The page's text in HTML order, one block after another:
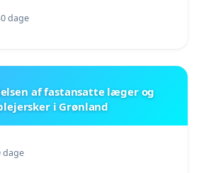
dage
af fastansatte læger og
i Grønland
dage